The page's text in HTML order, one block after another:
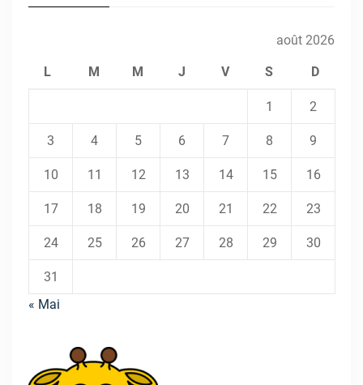
août 2026
L M M J V S D
1 2
3 4 5 6 7 8 9
10 11 12 13 14 15 16
17 18 19 20 21 22 23
24 25 26 27 28 29 30
31
« Mai